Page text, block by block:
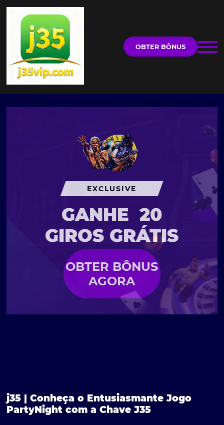
OBTER BÔNUS
EXCLUSIVE
GANHE 20
GIROS GRÁTIS
OBTER BÔNUS
AGORA
j35 | Conheça o Entusiasmante Jogo
PartyNight com a Chave J35